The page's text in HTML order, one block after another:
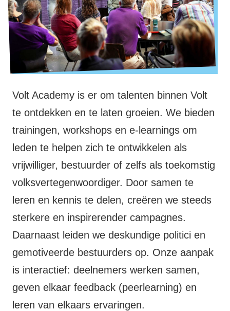
Charge - Wetenschappelijk Platform Volt
Volt Academy is er om talenten binnen Volt
te ontdekken en te laten groeien. We bieden
trainingen, workshops en e-learnings om
leden te helpen zich te ontwikkelen als
vrijwilliger, bestuurder of zelfs als toekomstig
volksvertegenwoordiger. Door samen te
leren en kennis te delen, creëren we steeds
sterkere en inspirerender campagnes.
Daarnaast leiden we deskundige politici en
gemotiveerde bestuurders op. Onze aanpak
is interactief: deelnemers werken samen,
geven elkaar feedback (peerlearning) en
leren van elkaars ervaringen.